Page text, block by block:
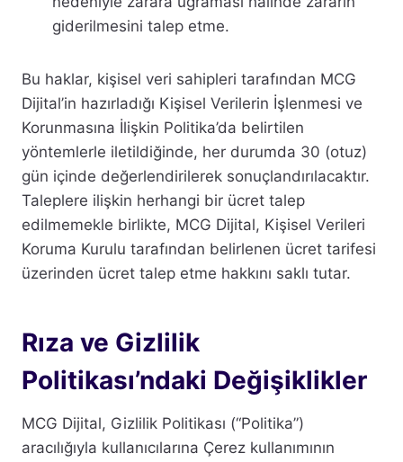
giderilmesini talep etme.
Bu haklar, kişisel veri sahipleri tarafından MCG
Dijital’in hazırladığı Kişisel Verilerin İşlenmesi ve
Korunmasına İlişkin Politika’da belirtilen
yöntemlerle iletildiğinde, her durumda 30 (otuz)
gün içinde değerlendirilerek sonuçlandırılacaktır.
Taleplere ilişkin herhangi bir ücret talep
edilmemekle birlikte, MCG Dijital, Kişisel Verileri
Koruma Kurulu tarafından belirlenen ücret tarifesi
üzerinden ücret talep etme hakkını saklı tutar.
Rıza ve Gizlilik
Politikası’ndaki Değişiklikler
MCG Dijital, Gizlilik Politikası (“Politika”)
aracılığıyla kullanıcılarına Çerez kullanımının